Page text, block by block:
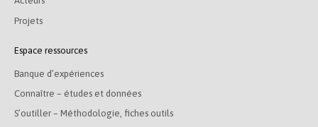
Projets
Espace ressources
Banque d’expériences
Connaître – études et données
S’outiller – Méthodologie, fiches outils